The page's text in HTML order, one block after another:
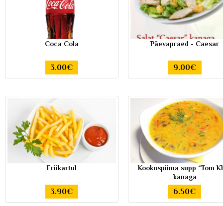
Coca Cola
3.00€
Päevapraed - Caesar
9.00€
Friikartul
3.90€
Kookospiima supp “Tom
kanaga
6.50€